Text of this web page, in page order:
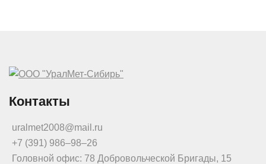
Контакты
uralmet2008@mail.ru
+7 (391) 986‒98‒26
Головной офис: 78 Добровольческой Бригады, 15